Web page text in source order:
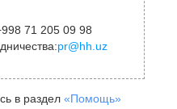
71 205 09 98
pr@hh.uz
в раздел «Помощь»